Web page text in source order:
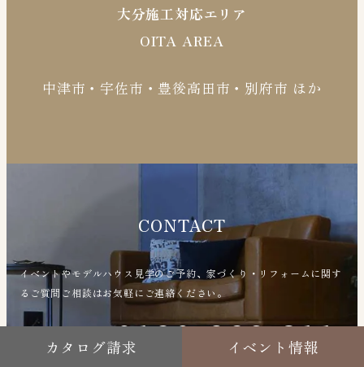
大分施工対応エリア
OITA AREA
中津市・宇佐市・豊後高田市・別府市 ほか
CONTACT
イベントやモデルハウス見学のご予約、家づくり・リフォームに関す
るご質問ご相談はお気軽にご連絡ください。
FREE CALL 0120-928-311
電話受付／9：00〜18：00 定休日／火曜日・水曜日
カタログ請求 イベント情報